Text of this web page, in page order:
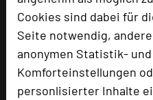
Cookies sind dabei für
Seite notwendig,
anonymen Statistik-
Komforteinstellungen
personlisierter Inhalte
U-Form
Parlamentarisch
Reihenbestuhlung
Tagungsräume